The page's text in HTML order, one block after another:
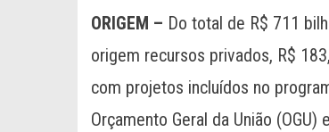
ORIGEM – Do total de R$ 711
origem recursos privados, R$
com projetos incluídos no
Orçamento Geral da União